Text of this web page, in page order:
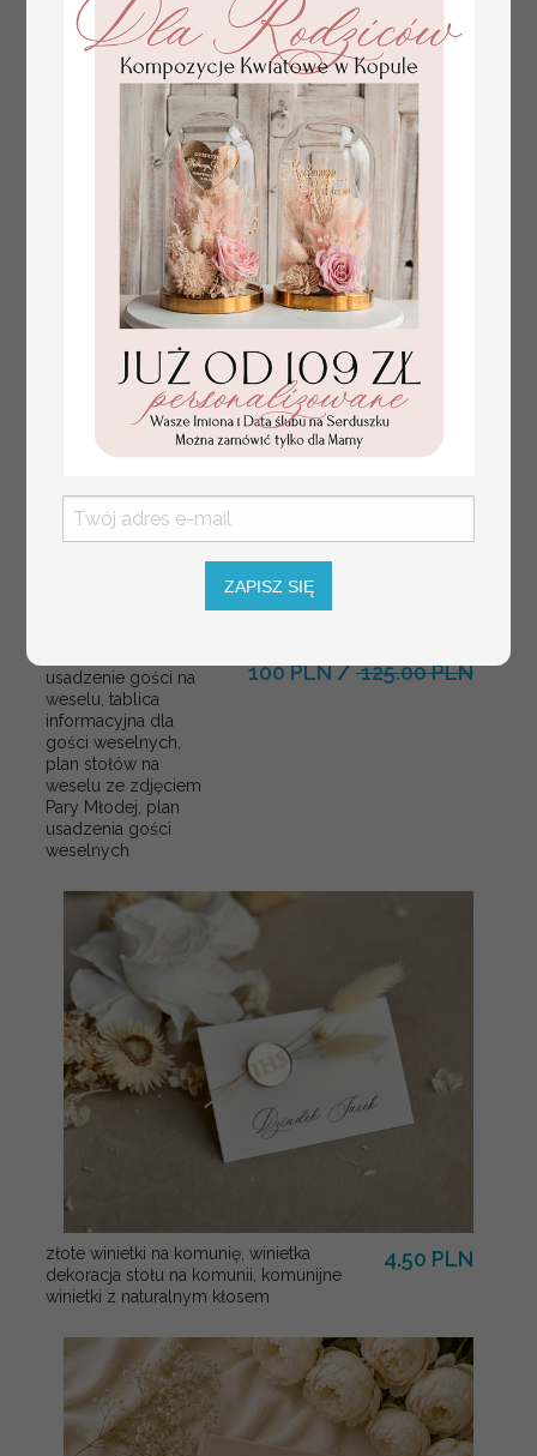
numerki na stół weselny
z tłoczonymi kwiatami,
eleganckie numerki na
stoły weselne, tłoczone
numerki na stół weselny,
dekoracja stołów
weselnych tłoczone
Promocja:
10 PLN/13.00 PLN
usadzenie gości na
weselu, tablica
informacyjna dla
gości weselnych,
plan stołów na
weselu ze zdjęciem
Pary Młodej, plan
usadzenia gości
weselnych
100 PLN/125.00 PLN
złote winietki na komunię, winietka
dekoracja stołu na komunii, komunijne
winietki z naturalnym kłosem
4.50 PLN
ZAPISZ SIĘ